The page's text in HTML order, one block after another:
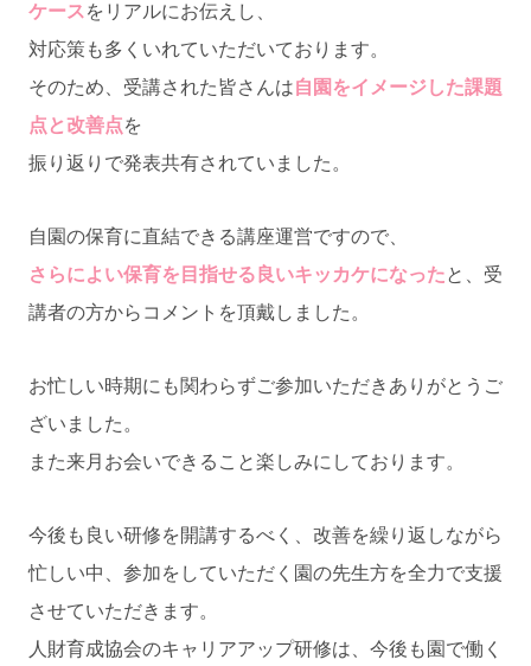
ケースをリアルにお伝えし、
対応策も多くいれていただいております。
そのため、受講された皆さんは自園をイメージした課題
点と改善点を
振り返りで発表共有されていました。
自園の保育に直結できる講座運営ですので、
さらによい保育を目指せる良いキッカケになったと、受
講者の方からコメントを頂戴しました。
お忙しい時期にも関わらずご参加いただきありがとうご
ざいました。
また来月お会いできること楽しみにしております。
今後も良い研修を開講するべく、改善を繰り返しながら
忙しい中、参加をしていただく園の先生方を全力で支援
させていただきます。
人財育成協会のキャリアアップ研修は、今後も園で働く